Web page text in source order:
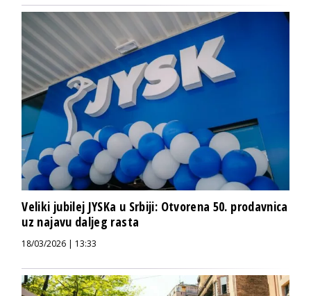
Veliki jubilej JYSKa u Srbiji: Otvorena 50. prodavnica
uz najavu daljeg rasta
18/03/2026 | 13:33